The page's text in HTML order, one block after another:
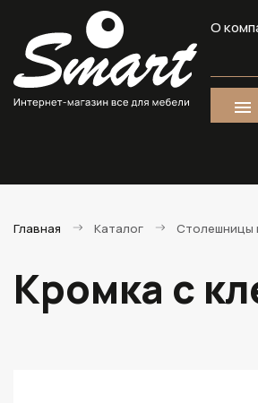
О
Главная Каталог Столешницы
Кромка с